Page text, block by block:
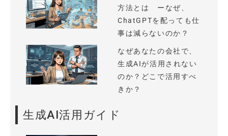
方法とは ーなぜ、
ChatGPTを配っても仕
事は減らないのか？
なぜあなたの会社で、
生成AIが活用されない
のか？どこで活用すべ
きか？
生成AI活用ガイド